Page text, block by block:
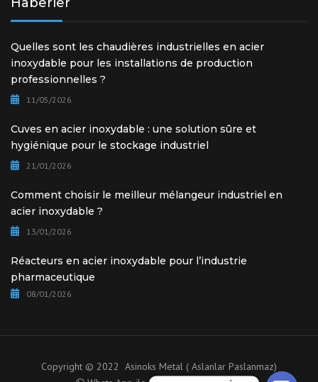
Quelles sont les chaudières industrielles en acier
inoxydable pour les installations de production
professionnelles ?
11/05/2026
Cuves en acier inoxydable : une solution sûre et
hygiénique pour le stockage industriel
21/01/2026
Comment choisir le meilleur mélangeur industriel en
acier inoxydable ?
13/01/2026
Réacteurs en acier inoxydable pour l’industrie
pharmaceutique
08/01/2026
Copyright © 2022 Asinoks Metal ( Aslanlar Paslanmaz)